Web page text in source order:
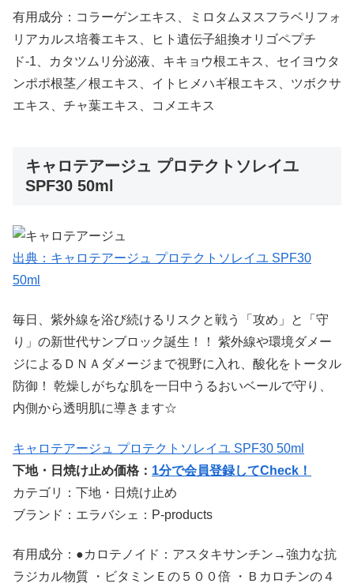
有用成分：コラーゲンエキス、ミロタムヌスフラベリフォ
リアカルス培養エキス、ヒト遺伝子組換オリゴペプチ
ド-1、カタツムリ分泌液、キキョウ根エキス、セイヨウタ
ンポポ根茎／根エキス、イトヒメハギ根エキス、ツボクサ
エキス、チャ葉エキス、コメエキス
キャロテアージュ プロテクトソレイユ
SPF30 50ml
出典：キャロテアージュ プロテクトソレイユ SPF30
50ml
毎日、紫外線を浴び続けるリスクと戦う「攻め」と「守
り」の新世代サンブロック誕生！！ 紫外線や環境ダメー
ジによるＤＮＡダメージまで視野に入れ、酸化をトータル
防御！ 乾燥しがちな肌を一日中うるおいベールで守り、
内側から透明肌に導きます☆
キャロテアージュ プロテクトソレイユ SPF30 50ml
下地・日焼け止め価格： 1分で会員登録してCheck！
カテゴリ：下地・日焼け止め
ブランド：エラバシェ：P-products
有用成分：●カロテノイド：アスタキサンチン→強力な抗
ラジカル物質 ・ビタミンＥの５００倍 ・Ｂカロチンの４